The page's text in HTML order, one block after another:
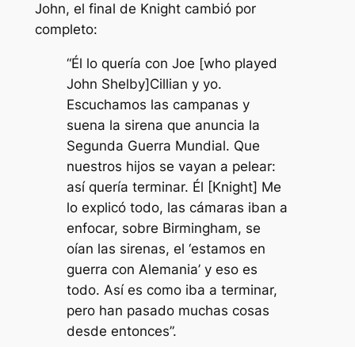
John, el final de Knight cambió por
completo:
“Él lo quería con Joe [who played
John Shelby]Cillian y yo.
Escuchamos las campanas y
suena la sirena que anuncia la
Segunda Guerra Mundial. Que
nuestros hijos se vayan a pelear:
así quería terminar. Él [Knight] Me
lo explicó todo, las cámaras iban a
enfocar, sobre Birmingham, se
oían las sirenas, el ‘estamos en
guerra con Alemania’ y eso es
todo. Así es como iba a terminar,
pero han pasado muchas cosas
desde entonces”.